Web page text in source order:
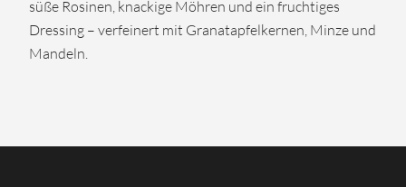
süße Rosinen, knackige Möhren und ein fruchtiges
Dressing – verfeinert mit Granatapfelkernen, Minze und
Mandeln.